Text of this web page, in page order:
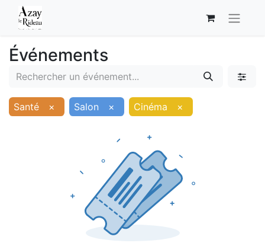
Événements
Santé × Salon × Cinéma ×